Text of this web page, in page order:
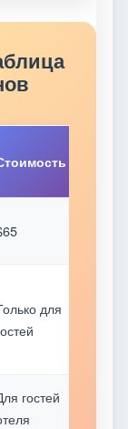
для
гостей